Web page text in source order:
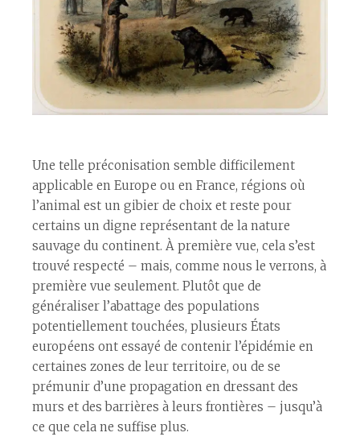
Une telle préconisation semble difficilement
applicable en Europe ou en France, régions où
l’animal est un gibier de choix et reste pour
certains un digne représentant de la nature
sauvage du continent. À première vue, cela s’est
trouvé respecté – mais, comme nous le verrons, à
première vue seulement. Plutôt que de
généraliser l’abattage des populations
potentiellement touchées, plusieurs États
européens ont essayé de contenir l’épidémie en
certaines zones de leur territoire, ou de se
prémunir d’une propagation en dressant des
murs et des barrières à leurs frontières – jusqu’à
ce que cela ne suffise plus.